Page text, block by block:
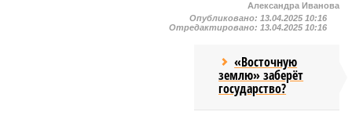
Александра Иванова
Опубликовано: 13.04.2025 10:16
Отредактировано: 13.04.2025 10:16
«Восточную
землю» заберёт
государство?